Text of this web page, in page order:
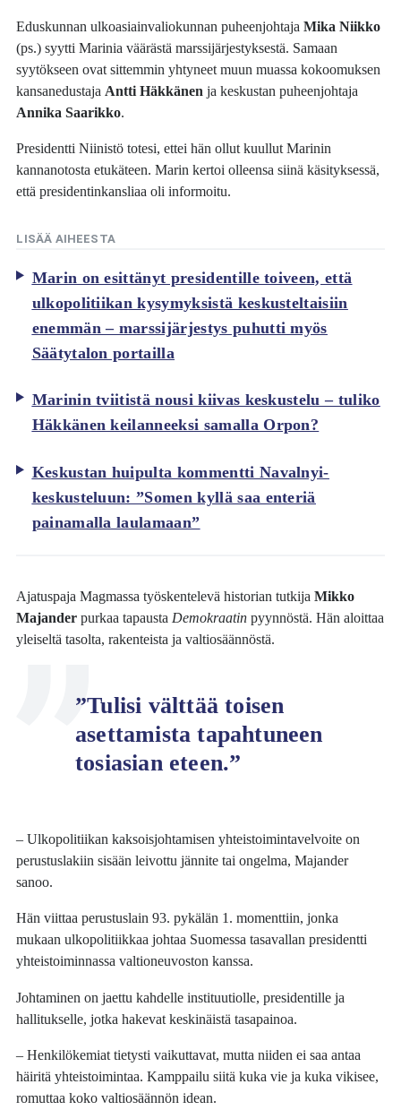
Eduskunnan ulkoasiainvaliokunnan puheenjohtajaMika Niikko
(ps.) syytti Marinia väärästä marssijärjestyksestä. Samaan
syytökseen ovat sittemmin yhtyneet muun muassa kokoomuksen
kansanedustajaAntti Häkkänen ja keskustan puheenjohtaja
Annika Saarikko.
Presidentti Niinistö totesi, ettei hän ollut kuullut Marinin
kannanotosta etukäteen. Marin kertoi olleensa siinä käsityksessä,
että presidentinkansliaa oli informoitu.
LISÄÄ AIHEESTA
Marin on esittänyt presidentille toiveen, että
ulkopolitiikan kysymyksistä keskusteltaisiin
enemmän – marssijärjestys puhutti myös
Säätytalon portailla
Marinin tviitistä nousi kiivas keskustelu – tuliko
Häkkänen keilanneeksi samalla Orpon?
Keskustan huipulta kommentti Navalnyi-
keskusteluun: ”Somen kyllä saa enteriä
painamalla laulamaan”
Ajatuspaja Magmassa työskentelevä historian tutkijaMikko
Majander purkaa tapaustaDemokraatin pyynnöstä. Hän aloittaa
yleiseltä tasolta, rakenteista ja valtiosäännöstä.
”Tulisi välttää toisen
asettamista tapahtuneen
tosiasian eteen.”
– Ulkopolitiikan kaksoisjohtamisen yhteistoimintavelvoite on
perustuslakiin sisään leivottu jännite tai ongelma, Majander
sanoo.
Hän viittaa perustuslain 93. pykälän 1. momenttiin, jonka
mukaan ulkopolitiikkaa johtaa Suomessa tasavallan presidentti
yhteistoiminnassa valtioneuvoston kanssa.
Johtaminen on jaettu kahdelle instituutiolle, presidentille ja
hallitukselle, jotka hakevat keskinäistä tasapainoa.
– Henkilökemiat tietysti vaikuttavat, mutta niiden ei saa antaa
häiritä yhteistoimintaa. Kamppailu siitä kuka vie ja kuka vikisee,
romuttaa koko valtiosäännön idean.